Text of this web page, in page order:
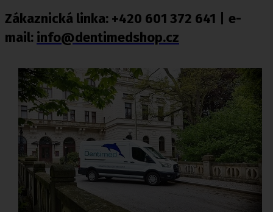
Zákaznická linka: +420 601 372 641
e-
mail: info@dentimedshop.cz